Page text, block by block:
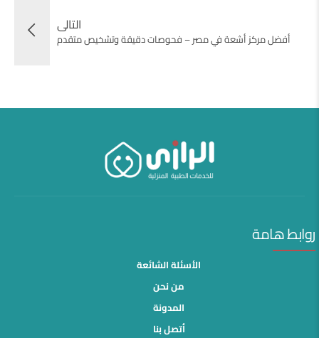
التالى
أفضل مركز أشعة في مصر – فحوصات دقيقة وتشخيص متقدم
روابط هامة
الأسئلة الشائعة
من نحن
المدونة
أتصل بنا